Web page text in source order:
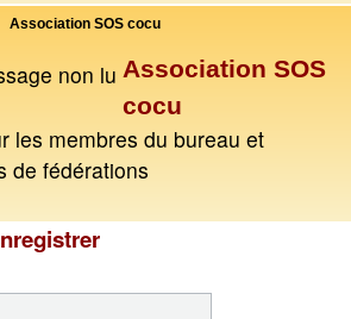
Association SOS cocu
Association SOS
cocu
les membres du bureau et
de fédérations